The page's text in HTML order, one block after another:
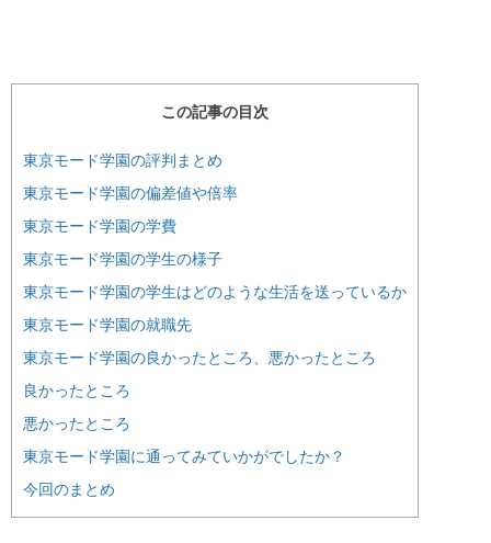
この記事の目次
東京モード学園の評判まとめ
東京モード学園の偏差値や倍率
東京モード学園の学費
東京モード学園の学生の様子
東京モード学園の学生はどのような生活を送っているか
東京モード学園の就職先
東京モード学園の良かったところ、悪かったところ
良かったところ
悪かったところ
東京モード学園に通ってみていかがでしたか？
今回のまとめ